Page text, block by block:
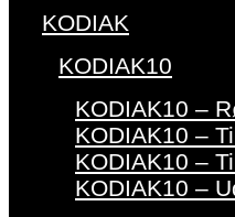
KODIAK
KODIAK10
KODIAK10 –
KODIAK10 –
KODIAK10 –
KODIAK10 –